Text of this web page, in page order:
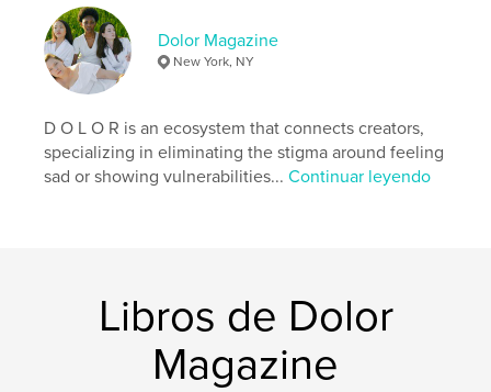
Palabras clave
dolor magazine , dolormagazine
Dolor Magazine
New York, NY
D O L O R is an ecosystem that connects creators,
specializing in eliminating the stigma around feeling
sad or showing vulnerabilities...Continuar leyendo
Libros de Dolor
Magazine